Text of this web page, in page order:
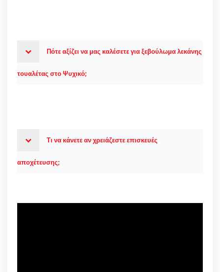
Πότε αξίζει να μας καλέσετε για ξεβούλωμα λεκάνης
τουαλέτας στο Ψυχικό;
Τι να κάνετε αν χρειάζεστε επισκευές
αποχέτευσης;